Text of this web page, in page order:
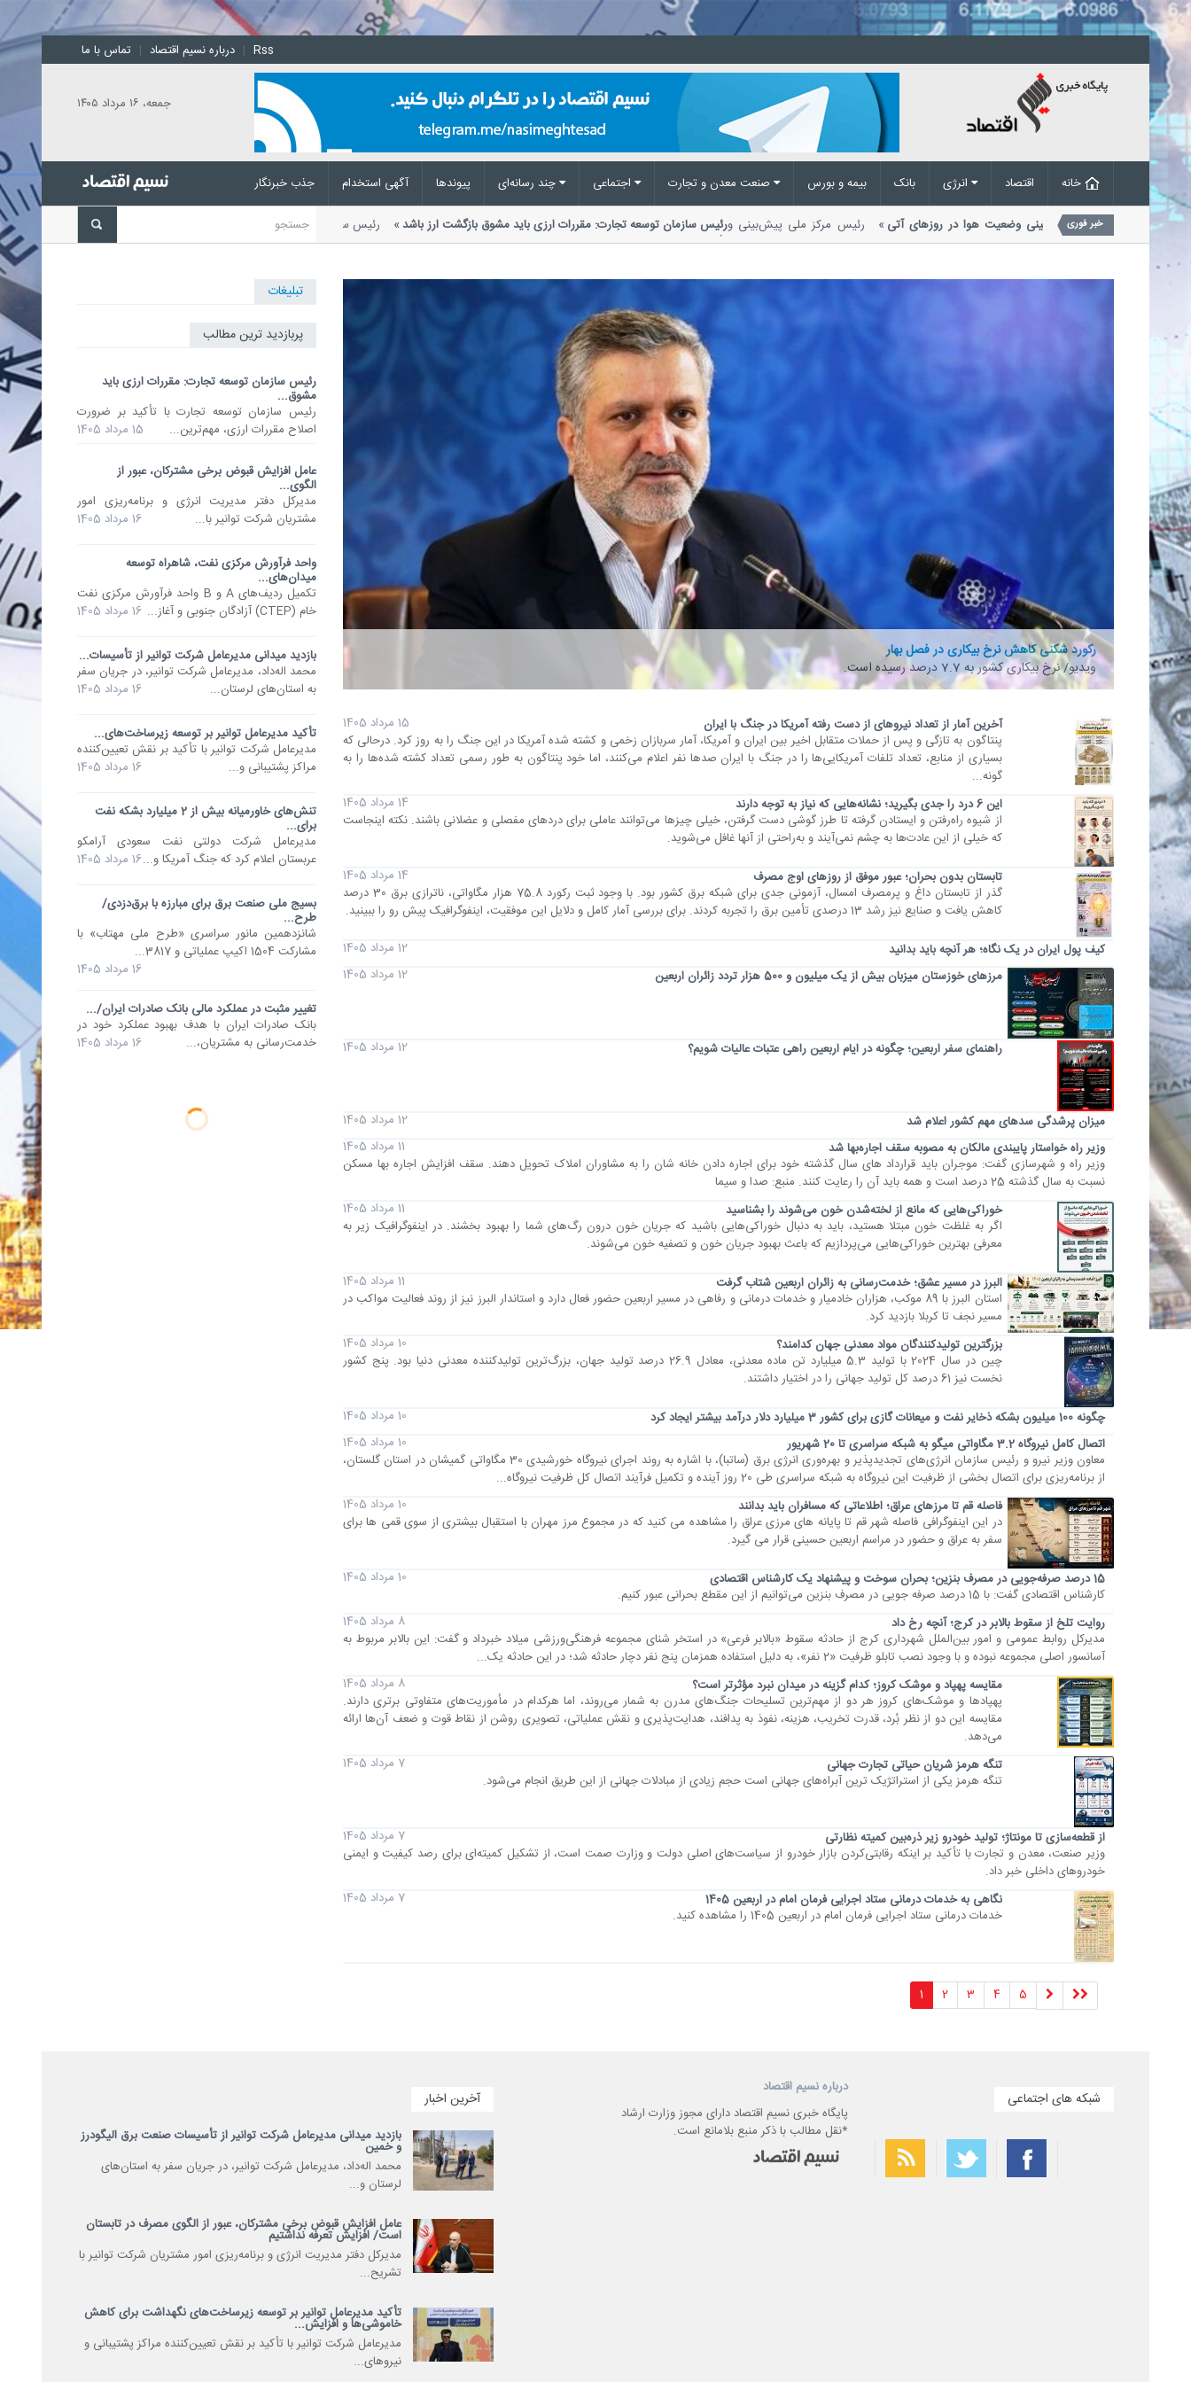
تماس با ما | درباره نسیم اقتصاد | Rss
جمعه، ۱۶ مرداد ۱۴۰۵
جذب خبرنگار آگهی استخدام پیوند‌ها بیمه و بورس بانک اقتصاد
خبر فوری رئیس سازمان توسعه تجارت: مقررات ارزی باید مشوق بازگشت ارز باشد
رئیس سازمان توسعه تجارت با
تأکید بر ضرورت اصلاح مقررات ارزی،...
و رعدوبرق در راه است؛ پیش‌بینی وضعیت هوا در روزهای آتی
رئیس مرکز ملی پیش‌بینی و
بحران مخاطرات وضع هوا از احتمال...
تبلیغات
پربازدید ترین مطالب
رئیس سازمان توسعه تجارت: مقررات ارزی باید
مشوق...
رئیس سازمان توسعه تجارت با تأکید بر ضرورت
اصلاح مقررات ارزی، مهم‌ترین...
15 مرداد 1405
عامل افزایش قبوض برخی مشترکان، عبور از
الگوی...
مدیرکل دفتر مدیریت انرژی و برنامه‌ریزی امور
مشتریان شرکت توانیر با...
16 مرداد 1405
واحد فرآورش مرکزی نفت، شاهراه توسعه
میدان‌های...
تکمیل ردیف‌های A و B واحد فرآورش مرکزی نفت
خام (CTEP) آزادگان جنوبی و آغاز...
16 مرداد 1405
بازدید میدانی مدیرعامل شرکت توانیر از تأسیسات...
محمد اله‌داد، مدیرعامل شرکت توانیر، در جریان سفر
به استان‌های لرستان...
16 مرداد 1405
تأکید مدیرعامل توانیر بر توسعه زیرساخت‌های...
مدیرعامل شرکت توانیر با تأکید بر نقش تعیین‌کننده
مراکز پشتیبانی و...
16 مرداد 1405
تنش‌های خاورمیانه بیش از 2 میلیارد بشکه نفت
برای...
مدیرعامل شرکت دولتی نفت سعودی آرامکو
عربستان اعلام کرد که جنگ آمریکا و...16 مرداد 1405
بسیج ملی صنعت برق برای مبارزه با برق‌دزدی/
طرح...
شانزدهمین مانور سراسری «طرح ملی مهتاب» با
مشارکت 1504 اکیپ عملیاتی و 3817...
16 مرداد 1405
تغییر مثبت در عملکرد مالی بانک صادرات ایران/...
​بانک صادرات ایران با هدف بهبود عملکرد خود در
خدمت‌رسانی به مشتریان،...
16 مرداد 1405
رکورد شکنی کاهش نرخ بیکاری در فصل بهار
ویدیو/ نرخ بیکاری کشور به 7.7 درصد رسیده است.
آخرین آمار از تعداد نیروهای از دست رفته آمریکا در جنگ با ایران
15 مرداد 1405
پنتاگون به تازگی و پس از حملات متقابل اخیر بین ایران و آمریکا، آمار سربازان زخمی و کشته شده آمریکا در این جنگ را به روز کرد. درحالی که
بسیاری از منابع، تعداد تلفات آمریکایی‌ها را در جنگ با ایران صدها نفر اعلام می‌کنند، اما خود پنتاگون به طور رسمی تعداد کشته شده‌ها را به
گونه...
این 6 درد را جدی بگیرید؛ نشانه‌هایی که نیاز به توجه دارند
14 مرداد 1405
از شیوه راه‌رفتن و ایستادن گرفته تا طرز گوشی دست گرفتن، خیلی چیز‌ها می‌توانند عاملی برای درد‌های مفصلی و عضلانی باشند. نکته اینجاست
که خیلی از این عادت‌ها به چشم نمی‌آیند و به‌راحتی از آنها غافل می‌شوید.
تابستان بدون بحران؛ عبور موفق از روزهای اوج مصرف
14 مرداد 1405
گذر از تابستان داغ و پرمصرف امسال، آزمونی جدی برای شبکه برق کشور بود. با وجود ثبت رکورد 75.8 هزار مگاواتی، ناترازی برق 30 درصد
کاهش یافت و صنایع نیز رشد 13 درصدی تأمین برق را تجربه کردند. برای بررسی آمار کامل و دلایل این موفقیت، اینفوگرافیک پیش رو را ببینید.
کیف پول ایران در یک نگاه؛ هر آنچه باید بدانید
12 مرداد 1405
مرزهای خوزستان میزبان بیش از یک میلیون و 500 هزار تردد زائران اربعین
12 مرداد 1405
راهنمای سفر اربعین؛ چگونه در ایام اربعین راهی عتبات عالیات شویم؟ 12 مرداد 1405
میزان پرشدگی سدهای مهم کشور اعلام شد
12 مرداد 1405
وزیر راه خواستار پایبندی مالکان به مصوبه سقف اجاره‌بها شد
11 مرداد 1405
وزیر راه و شهرسازی گفت: موجران باید قرارداد های سال گذشته خود برای اجاره دادن خانه شان را به مشاوران املاک تحویل دهند. سقف افزایش اجاره بها مسکن
نسبت به سال گذشته 25 درصد است و همه باید آن را رعایت کنند. منبع: صدا و سیما
خوراکی‌هایی که مانع از لخته‌شدن خون می‌شوند را بشناسید
11 مرداد 1405
اگر به غلظت خون مبتلا هستید، باید به دنبال خوراکی‌هایی باشید که جریان خون درون رگ‌های شما را بهبود بخشند. در اینفوگرافیک زیر به
معرفی بهترین خوراکی‌هایی می‌پردازیم که باعث بهبود جریان خون و تصفیه خون می‌شوند.
البرز در مسیر عشق؛ خدمت‌رسانی به زائران اربعین شتاب گرفت
11 مرداد 1405
استان البرز با 89 موکب، هزاران خادمیار و خدمات درمانی و رفاهی در مسیر اربعین حضور فعال دارد و استاندار البرز نیز از روند فعالیت مواکب در
مسیر نجف تا کربلا بازدید کرد.
بزرگترین تولیدکنندگان مواد معدنی جهان کدامند؟
10 مرداد 1405
چین در سال 2024 با تولید 5.3 میلیارد تن ماده معدنی، معادل 26.9 درصد تولید جهان، بزرگ‌ترین تولیدکننده معدنی دنیا بود. پنج کشور
نخست نیز 61 درصد کل تولید جهانی را در اختیار داشتند.
چگونه 100 میلیون بشکه ذخایر نفت و میعانات گازی برای کشور 3 میلیارد دلار درآمد بیشتر ایجاد کرد
10 مرداد 1405
اتصال کامل نیروگاه 3.2 مگاواتی میگو به شبکه سراسری تا 20 شهریور
10 مرداد 1405
معاون وزیر نیرو و رئیس سازمان انرژی‌های تجدیدپذیر و بهره‌وری انرژی برق (ساتبا)، با اشاره به روند اجرای نیروگاه خورشیدی 30 مگاواتی گمیشان در استان گلستان،
از برنامه‌ریزی برای اتصال بخشی از ظرفیت این نیروگاه به شبکه سراسری طی 20 روز آینده و تکمیل فرآیند اتصال کل ظرفیت نیروگاه...
فاصله قم تا مرزهای عراق؛ اطلاعاتی که مسافران باید بدانند
10 مرداد 1405
در این اینفوگرافی فاصله شهر قم تا پایانه های مرزی عراق را مشاهده می کنید که در مجموع مرز مهران با استقبال بیشتری از سوی قمی ها برای
سفر به عراق و حضور در مراسم اربعین حسینی قرار می گیرد.
15 درصد صرفه‌جویی در مصرف بنزین؛ بحران سوخت و پیشنهاد یک کارشناس اقتصادی
10 مرداد 1405
کارشناس اقتصادی گفت: با 15 درصد صرفه جویی در مصرف بنزین می‌توانیم از این مقطع بحرانی عبور کنیم.
روایت تلخ از سقوط بالابر در کرج؛ آنچه رخ داد
8 مرداد 1405
مدیرکل روابط عمومی و امور بین‌الملل شهرداری کرج از حادثه سقوط «بالابر فرعی» در استخر شنای مجموعه فرهنگی‌ورزشی میلاد خبرداد و گفت: این بالابر مربوط به
آسانسور اصلی مجموعه نبوده و با وجود نصب تابلو ظرفیت «2 نفر»، به دلیل استفاده همزمان پنج نفر دچار حادثه شد؛ در این حادثه یک...
مقایسه پهپاد و موشک کروز؛ کدام گزینه در میدان نبرد مؤثرتر است؟
8 مرداد 1405
پهپادها و موشک‌های کروز هر دو از مهم‌ترین تسلیحات جنگ‌های مدرن به شمار می‌روند، اما هرکدام در مأموریت‌های متفاوتی برتری دارند.
مقایسه این دو از نظر بُرد، قدرت تخریب، هزینه، نفوذ به پدافند، هدایت‌پذیری و نقش عملیاتی، تصویری روشن از نقاط قوت و ضعف آن‌ها ارائه
می‌دهد.
تنگه هرمز شریان حیاتی تجارت جهانی
7 مرداد 1405
تنگه هرمز یکی از استراتژیک ترین آبراه‌های جهانی است حجم زیادی از مبادلات جهانی از این طریق انجام می‌شود.
از قطعه‌سازی تا مونتاژ؛ تولید خودرو زیر ذره‌بین کمیته نظارتی
7 مرداد 1405
وزیر صنعت، معدن و تجارت با تأکید بر اینکه رقابتی‌کردن بازار خودرو از سیاست‌های اصلی دولت و وزارت صمت است، از تشکیل کمیته‌ای برای رصد کیفیت و ایمنی
خودرو‌های داخلی خبر داد.
نگاهی به خدمات درمانی ستاد اجرایی فرمان امام در اربعین 1405
7 مرداد 1405
خدمات درمانی ستاد اجرایی فرمان امام در اربعین 1405 را مشاهده کنید.
1 2 3 4 5
آخرین اخبار
بازدید میدانی مدیرعامل شرکت توانیر از تأسیسات صنعت برق الیگودرز
و خمین
محمد اله‌داد، مدیرعامل شرکت توانیر، در جریان سفر به استان‌های
لرستان و...
عامل افزایش قبوض برخی مشترکان، عبور از الگوی مصرف در تابستان
است/ افزایش تعرفه نداشتیم
مدیرکل دفتر مدیریت انرژی و برنامه‌ریزی امور مشتریان شرکت توانیر با
تشریح...
تأکید مدیرعامل توانیر بر توسعه زیرساخت‌های نگهداشت برای کاهش
خاموشی‌ها و افزایش...
مدیرعامل شرکت توانیر با تأکید بر نقش تعیین‌کننده مراکز پشتیبانی و
نیروهای...
درباره نسیم اقتصاد
پایگاه خبری نسیم اقتصاد دارای مجوز وزارت ارشاد
*نقل مطالب با ذکر منبع بلامانع است.
شبکه های اجتماعی